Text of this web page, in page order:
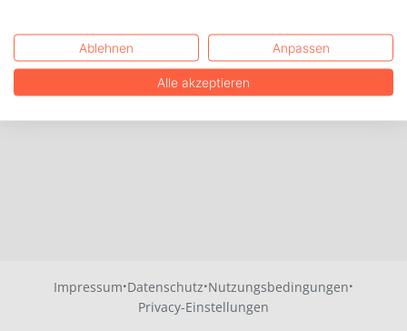
Impressum·Datenschutz·Nutzungsbedingungen·
Privacy-Einstellungen
Ablehnen Anpassen
Alle akzeptieren